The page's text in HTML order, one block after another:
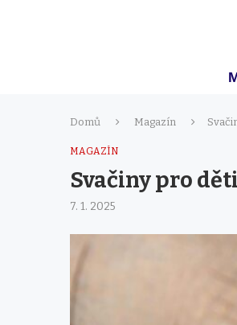
Domů Magazín
MAGAZÍN
Svačiny pro
7. 1. 2025